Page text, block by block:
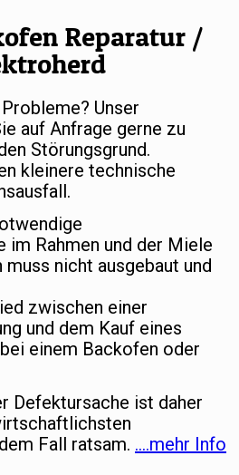
Reparatur /
Unser
auf Anfrage gerne zu
Störungsgrund.
kleinere technische
im Rahmen und der Miele
nicht ausgebaut und
zwischen einer
und dem Kauf eines
einem Backofen oder
Defektursache ist daher
Fall ratsam. ….mehr Info